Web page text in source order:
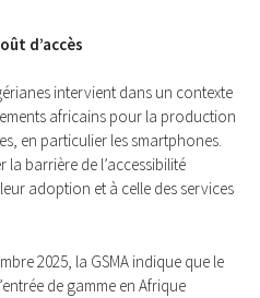
d’accès
intervient dans un contexte
africains pour la production
en particulier les smartphones.
barrière de l’accessibilité
adoption et à celle des services
2025, la GSMA indique que le
de gamme en Afrique